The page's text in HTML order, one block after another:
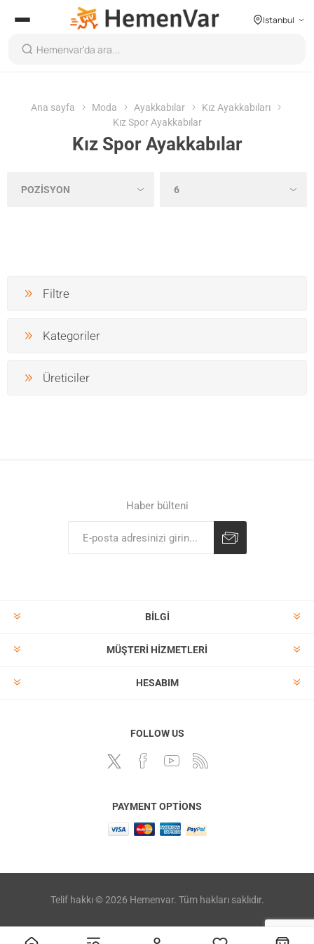
Istanbul
Ana sayfa Moda Ayakkabılar
Kız Ayakkabıları
Kız Spor Ayakkabılar
Kız Spor Ayakkabılar
Filtre
Kategoriler
Üreticiler
Haber bülteni
BILGI
MÜŞTERI HIZMETLERI
HESABIM
FOLLOW US
PAYMENT OPTIONS
Telif hakkı © 2026 Hemenvar. Tüm hakları saklıdır.